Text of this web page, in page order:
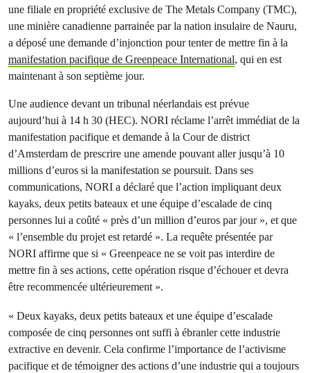
une filiale en propriété exclusive de The Metals Company (TMC),
une minière canadienne parrainée par la nation insulaire de Nauru,
a déposé une demande d’injonction pour tenter de mettre fin à la
manifestation pacifique de Greenpeace International, qui en est
maintenant à son septième jour.
Une audience devant un tribunal néerlandais est prévue
aujourd’hui à 14 h 30 (HEC). NORI réclame l’arrêt immédiat de la
manifestation pacifique et demande à la Cour de district
d’Amsterdam de prescrire une amende pouvant aller jusqu’à 10
millions d’euros si la manifestation se poursuit. Dans ses
communications, NORI a déclaré que l’action impliquant deux
kayaks, deux petits bateaux et une équipe d’escalade de cinq
personnes lui a coûté « près d’un million d’euros par jour », et que
« l’ensemble du projet est retardé ». La requête présentée par
NORI affirme que si « Greenpeace ne se voit pas interdire de
mettre fin à ses actions, cette opération risque d’échouer et devra
être recommencée ultérieurement ».
« Deux kayaks, deux petits bateaux et une équipe d’escalade
composée de cinq personnes ont suffi à ébranler cette industrie
extractive en devenir. Cela confirme l’importance de l’activisme
pacifique et de témoigner des actions d’une industrie qui a toujours